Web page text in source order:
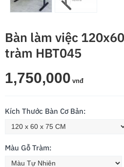
Bàn làm việc
tràm HBT045
1,750,000 vnđ
Kích Thước Bàn Cơ Bản:
Màu Gỗ Tràm: